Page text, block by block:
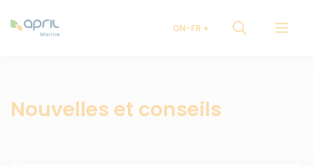
ON-FR
Nouvelles et conseils